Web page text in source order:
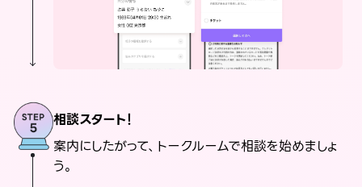
相談スタート！
案内にしたがって、トークルームで相談を始めましょ
う。